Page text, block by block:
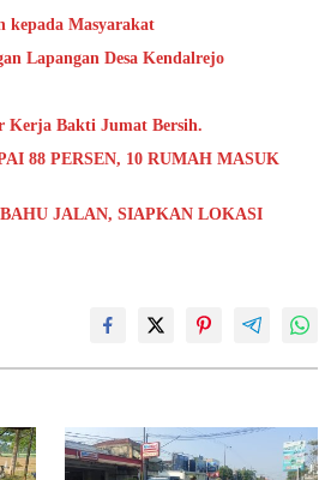
kepada Masyarakat
Lapangan Desa Kendalrejo
Kerja Bakti Jumat Bersih.
88 PERSEN, 10 RUMAH MASUK
JALAN, SIAPKAN LOKASI